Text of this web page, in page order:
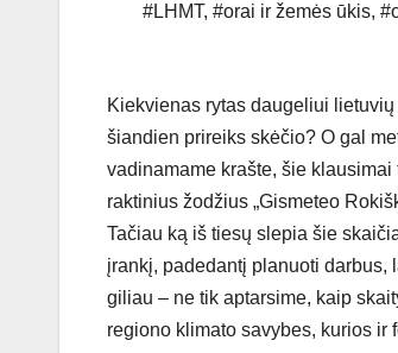
#LHMT, #orai ir žemės ūkis,
Kiekvienas rytas daugeliui
šiandien prireiks skėčio? O gal
vadinamame krašte, šie
raktinius žodžius „Gismeteo
Tačiau ką iš tiesų slepia šie
įrankį, padedantį planuoti
giliau – ne tik aptarsime, kaip
regiono klimato savybes, kurios ir